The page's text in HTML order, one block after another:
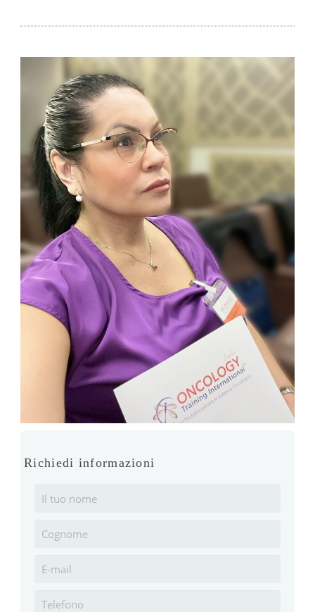
Richiedi informazioni